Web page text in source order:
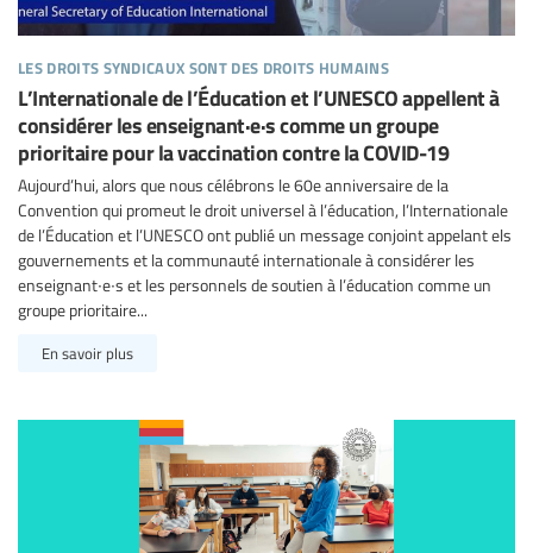
les droits syndicaux sont des droits humains
L’Internationale de l’Éducation et l’UNESCO appellent à
considérer les enseignant·e·s comme un groupe
prioritaire pour la vaccination contre la COVID-19
Aujourd’hui, alors que nous célébrons le 60e anniversaire de la
Convention qui promeut le droit universel à l’éducation, l’Internationale
de l’Éducation et l’UNESCO ont publié un message conjoint appelant els
gouvernements et la communauté internationale à considérer les
enseignant∙e∙s et les personnels de soutien à l’éducation comme un
groupe prioritaire...
En savoir plus